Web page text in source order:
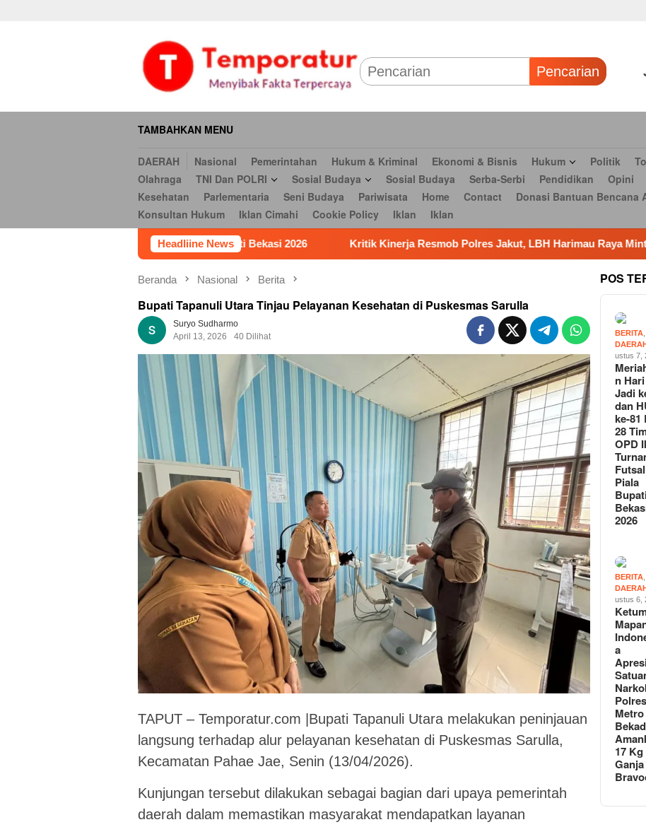
Pencarian
TAMBAHKAN MENU
DAERAH Nasional Pemerintahan Hukum & Kriminal Ekonomi & Bisnis Hukum Politik
Olahraga
TNI Dan POLRI Sosial Budaya Sosial Budaya Serba-Serbi Pendidikan Opini
Kesehatan
Parlementaria Seni Budaya Pariwisata Home Contact
Donasi Bantuan Bencana
Konsultan Hukum
Iklan Cimahi Cookie Policy Iklan Iklan
Headliine News
Futsal Piala Bupati Bekasi 2026 Kritik Kinerja Resmob Polres Jakut, LBH Harimau Raya Minta Polda Metro Turun
Beranda Nasional Berita
Bupati Tapanuli Utara Tinjau Pelayanan Kesehatan di Puskesmas Sarulla
Suryo Sudharmo
April 13, 2026
40 Dilihat
TAPUT – Temporatur.com |Bupati Tapanuli Utara melakukan peninjauan
langsung terhadap alur pelayanan kesehatan di Puskesmas Sarulla,
Kecamatan Pahae Jae, Senin (13/04/2026).
Kunjungan tersebut dilakukan sebagai bagian dari upaya pemerintah
daerah dalam memastikan masyarakat mendapatkan layanan
POS
BERITA
ustus 7,
n Hari
Jadi
dan
ke-81
28
OPD
Futsal
Piala
2026
BERITA
ustus 6,
a
Polres
Metro
17 Kg
Ganja
Religi
Cookie Policy Iklan Iklan